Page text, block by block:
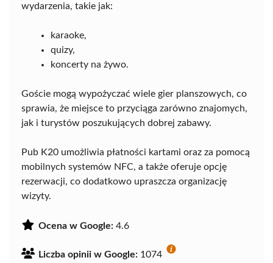
wydarzenia, takie jak:
karaoke,
quizy,
koncerty na żywo.
Goście mogą wypożyczać wiele gier planszowych, co
sprawia, że miejsce to przyciąga zarówno znajomych,
jak i turystów poszukujących dobrej zabawy.
Pub K20 umożliwia płatności kartami oraz za pomocą
mobilnych systemów NFC, a także oferuje opcję
rezerwacji, co dodatkowo upraszcza organizację
wizyty.
Ocena w Google: 4.6
Liczba opinii w Google: 1074